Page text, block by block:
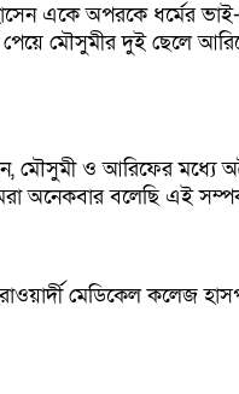
একে অপরকে ধর্মের
মৌসুমীর দুই ছেলে
মৌসুমী ও আরিফের মধ্যে
অনেকবার বলেছি এই
মেডিকেল কলেজ